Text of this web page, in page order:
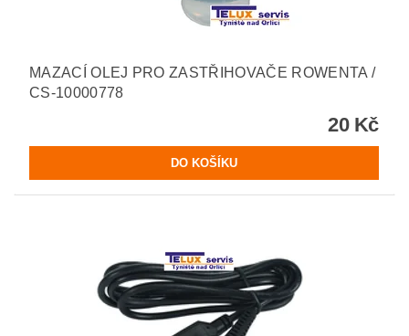
MAZACÍ OLEJ PRO ZASTŘIHOVAČE ROWENTA /
CS-10000778
20 Kč